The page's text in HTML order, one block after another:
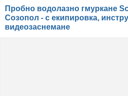
Пробно водолазно гмуркане
Созопол - с екипировка,
видеозаснемане